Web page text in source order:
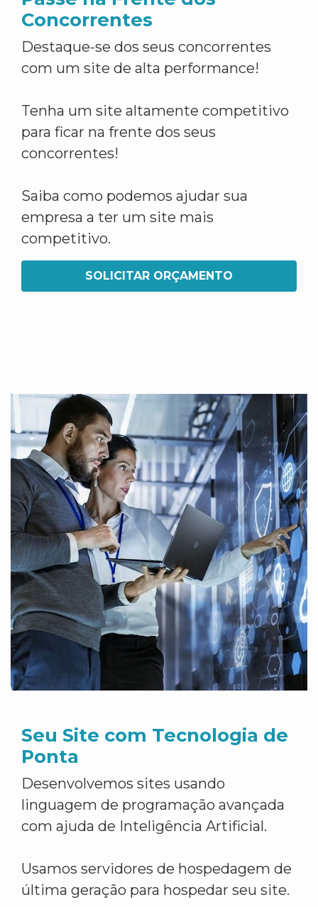
Concorrentes
Destaque-se dos seus concorrentes
com um site de alta performance!
Tenha um site altamente competitivo
para ficar na frente dos seus
concorrentes!
Saiba como podemos ajudar sua
empresa a ter um site mais
competitivo.
SOLICITAR ORÇAMENTO
Seu Site com Tecnologia de
Ponta
Desenvolvemos sites usando
linguagem de programação avançada
com ajuda de Inteligência Artificial.
Usamos servidores de hospedagem de
última geração para hospedar seu site.